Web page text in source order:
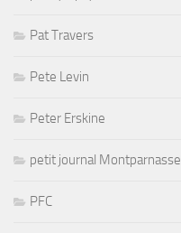
Pat Travers
Pete Levin
Peter Erskine
petit journal Montparnasse
PFC